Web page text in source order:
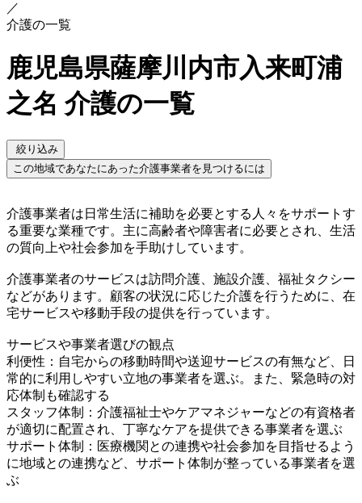
／
介護の一覧
鹿児島県薩摩川内市入来町浦
之名 介護の一覧
絞り込み
この地域であなたにあった介護事業者を見つけるには
介護事業者は日常生活に補助を必要とする人々をサポートす
る重要な業種です。主に高齢者や障害者に必要とされ、生活
の質向上や社会参加を手助けしています。
介護事業者のサービスは訪問介護、施設介護、福祉タクシー
などがあります。顧客の状況に応じた介護を行うために、在
宅サービスや移動手段の提供を行っています。
サービスや事業者選びの観点
利便性：自宅からの移動時間や送迎サービスの有無など、日
常的に利用しやすい立地の事業者を選ぶ。また、緊急時の対
応体制も確認する
スタッフ体制：介護福祉士やケアマネジャーなどの有資格者
が適切に配置され、丁寧なケアを提供できる事業者を選ぶ
サポート体制：医療機関との連携や社会参加を目指せるよう
に地域との連携など、サポート体制が整っている事業者を選
ぶ